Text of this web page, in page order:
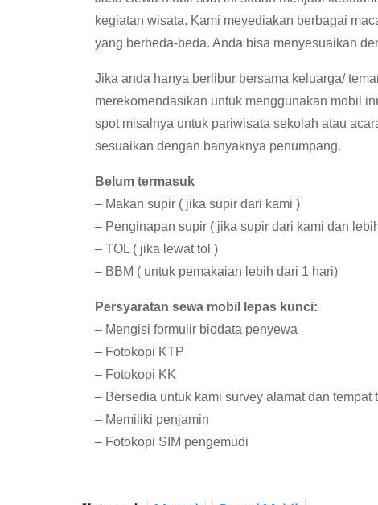
kegiatan wisata. Kami meyediakan berbagai
yang berbeda-beda. Anda bisa menyesuaikan
Jika anda hanya berlibur bersama keluarga/
merekomendasikan untuk menggunakan mobil
spot misalnya untuk pariwisata sekolah atau
sesuaikan dengan banyaknya penumpang.
Belum termasuk
– Makan supir ( jika supir dari kami )
– Penginapan supir ( jika supir dari kami dan
– TOL ( jika lewat tol )
– BBM ( untuk pemakaian lebih dari 1 hari)
Persyaratan sewa mobil lepas kunci:
– Mengisi formulir biodata penyewa
– Fotokopi KTP
– Fotokopi KK
– Bersedia untuk kami survey alamat dan tempat
– Memiliki penjamin
– Fotokopi SIM pengemudi